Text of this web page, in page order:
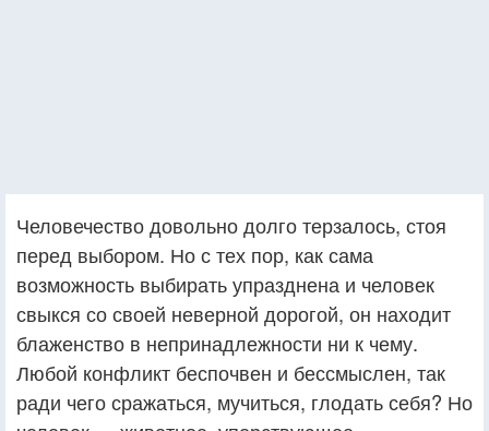
Человечество довольно долго терзалось, стоя
перед выбором. Но с тех пор, как сама
возможность выбирать упразднена и человек
свыкся со своей неверной дорогой, он находит
блаженство в непринадлежности ни к чему.
Любой конфликт беспочвен и бессмыслен, так
ради чего сражаться, мучиться, глодать себя? Но